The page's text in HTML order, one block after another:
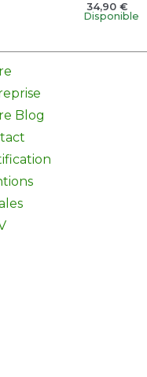
34,90 €
Disponible
Blog